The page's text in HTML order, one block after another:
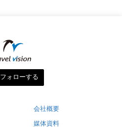
フォローする
会社概要
媒体資料